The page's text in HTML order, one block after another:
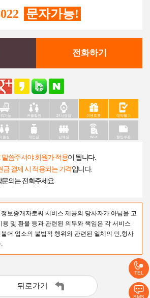
TEL
SMS
문자가능!
전화하기
워가능 커플할인 24시영업 이벤트중 예약필수
커플실 개인실 단체실 Wi-fi 할인쿠폰
씀주셔야 회원가 적용이 됩니다.
결제 시 적용되는 가격입니다.
의는 전화주세요.
보중개자로써 서비스 제공의 당사자가 아님을 고
용 및 환불 등과 관련된 의무와 책임은 각 서비스
어 업소의 불법적 행위와 관련된 일체의 민,형사
뒤로가기